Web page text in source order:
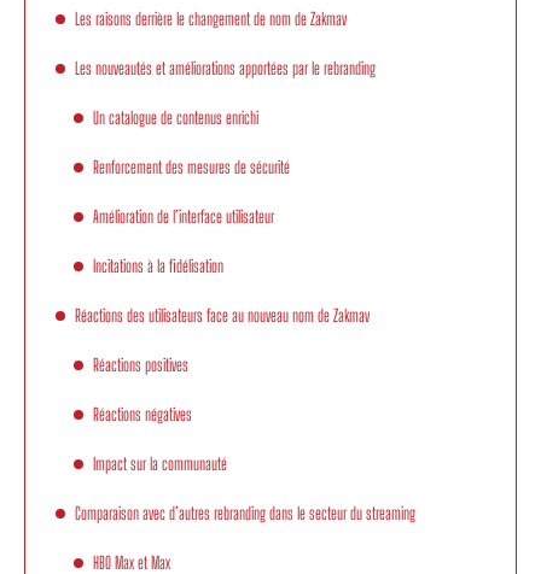
Les raisons derrière le changement de nom de Zakmav
Les nouveautés et améliorations apportées par le rebranding
Un catalogue de contenus enrichi
Renforcement des mesures de sécurité
Amélioration de l’interface utilisateur
Incitations à la fidélisation
Réactions des utilisateurs face au nouveau nom de Zakmav
Réactions positives
Réactions négatives
Impact sur la communauté
Comparaison avec d’autres rebranding dans le secteur du streaming
HBO Max et Max